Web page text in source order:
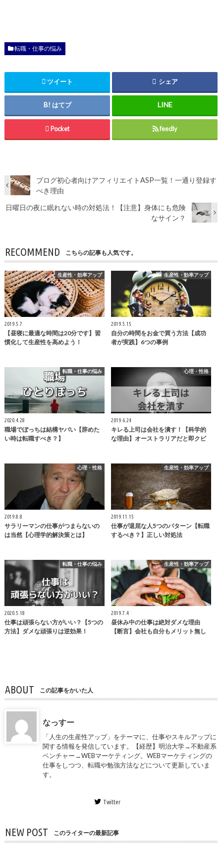
転職・仕事の悩み
ツイート シェア
はてブ
Pocket feedly
ブログ初心者向けアフィリエイトASP一覧！一通り登録す
べき理由
日曜日の夜に眠れない時の対処法！【注意】身体にも危険
なサイン？
RECOMMEND こちらの記事も人気です。
生産性・効率アップ
2019.5.7
【昼寝に最適な時間は20分です】習
慣化して生産性を高めよう！
生産性・効率アップ
2019.5.15
自分の時間をお金で買う方法【成功
者が実践】6つの事例
転職・仕事の悩み
2020.4.28
職場でぼっちは結構ヤバい【辞めた
い時は転職すべき？】
心理・性格
2019.6.24
キレる上司は会社を潰す！【科学的
な理由】オーストラリアだと即クビ
心理・性格
2019.8.8
サラリーマンの仕事がつまらないの
は当然【心理学的解決策とは】
生産性・効率アップ
2019.11.15
仕事が退屈な人5つのパターン【転職
するべき？】正しい対処法
転職・仕事の悩み
2020.5.18
仕事は頑張らない方がいい？【5つの
方法】ダメな頑張りは逆効果！
生産性・効率アップ
2019.7.4
昼休み中の仕事は絶対ダメな理由
【断言】会社も自分もメリット無し
ABOUT この記事をかいた人
なっすー
「人生の生産性アップ」をテーマに、仕事やスキルアップに
関する情報を発信しています。【経歴】明治大学→不動産系
ベンチャー→WEBマーケティング。WEBマーケティングの
仕事をしつつ、転職や勉強方法などについて更新していま
す。
Twitter
NEW POST このライターの最新記事